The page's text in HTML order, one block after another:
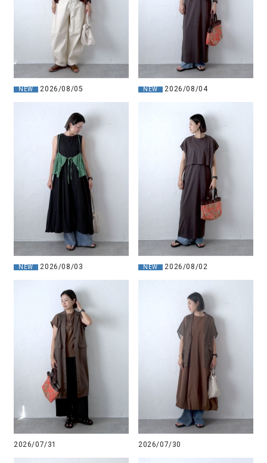
NEW 2026/08/05 NEW 2026/08/04
NEW 2026/08/03 NEW 2026/08/02
2026/07/31 2026/07/30